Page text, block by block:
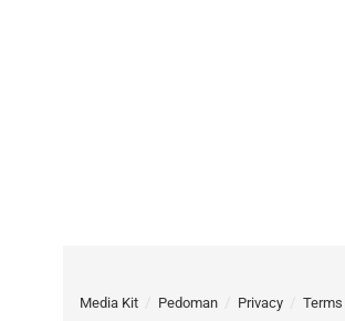
Media Kit Pedoman Privacy Terms